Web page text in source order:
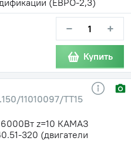
− +
Купить
11010097/TT15
6000Вт z=10 КАМАЗ
320 (двигатели